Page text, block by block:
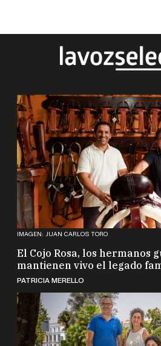
IMAGEN: JUAN CARLOS TORO
El Cojo Rosa, los hermanos
mantienen vivo el legado
PATRICIA MERELLO